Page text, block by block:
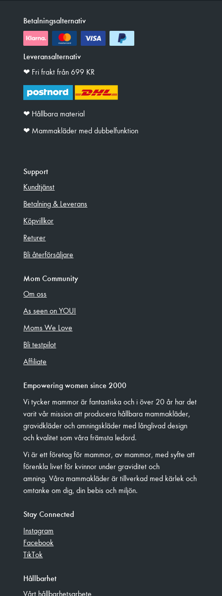
Betalningsalternativ
Leveransalternativ
❤︎ Fri frakt från 699 KR
❤︎ Hållbara material
❤︎ Mammakläder med dubbelfunktion
Support
Kundtjänst
Betalning & Leverans
Köpvillkor
Returer
Bli återförsäljare
Mom Community
Om oss
As seen on YOU!
Moms We Love
Bli testpilot
Affiliate
Empowering women since 2000
Vi tycker mammor är fantastiska och i över 20 år har det
varit vår mission att producera hållbara mammakläder,
gravidkläder och amningskläder med långlivad design
och kvalitet som våra främsta ledord.
Vi är ett företag för mammor, av mammor, med syfte att
förenkla livet för kvinnor under graviditet och
amning. Våra mammakläder är tillverkad med kärlek och
omtanke om dig, din bebis och miljön.
Stay Connected
Instagram
Facebook
TikTok
Hållbarhet
Vårt hållbarhetsarbete